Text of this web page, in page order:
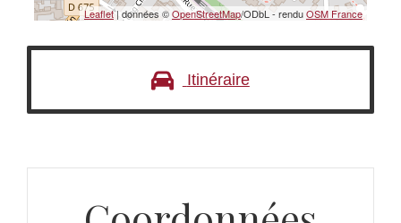
Leaflet| données ©OpenStreetMap/ODbL - renduOSM France
Itinéraire